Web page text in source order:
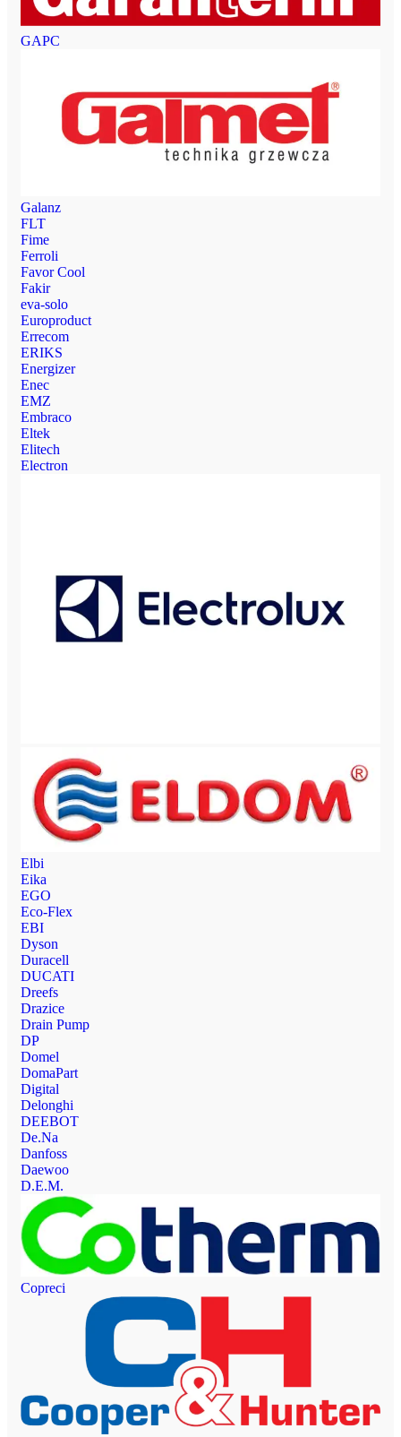
GAPC
Galanz
FLT
Fime
Ferroli
Favor Cool
Fakir
eva-solo
Europroduct
Errecom
ERIKS
Energizer
Enec
EMZ
Embraco
Eltek
Elitech
Electron
Elbi
Eika
EGO
Eco-Flex
EBI
Dyson
Duracell
DUCATI
Dreefs
Drazice
Drain Pump
DP
Domel
DomaPart
Digital
Delonghi
DEEBOT
De.Na
Danfoss
Daewoo
D.E.M.
Copreci